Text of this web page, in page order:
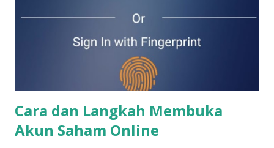
utang perusahaan). Bagi kamu yang mau buka akun saham
pertama sekali maupun jika mau buka akun saham lagi untuk
diversifikasi portfolio, kamu bisa klik langkah2 di link di
bawah ini. Jika ada yang kurang jelas, kamu bisa contact say...
Cara dan Langkah Membuka
Akun Saham Online